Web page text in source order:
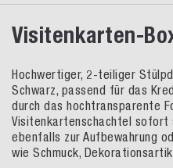
Visitenkarten-
Hochwertiger, 2-teiliger
Schwarz, passend für das
durch das hochtransparente
Visitenkartenschachtel sofort
ebenfalls zur Aufbewahrung
wie Schmuck,